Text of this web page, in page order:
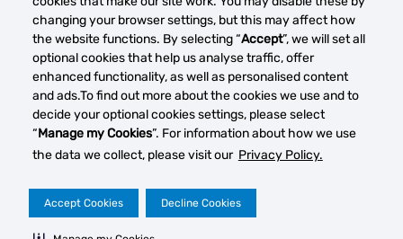
changing your browser settings, but this may affect how
the website functions. By selecting “Accept”, we will set all
optional cookies that help us analyse traffic, offer
enhanced functionality, as well as personalised content
and ads.To find out more about the cookies we use and to
decide your optional cookies settings, please select
“Manage my Cookies”. For information about how we use
the data we collect, please visit our Privacy Policy.
Accept Cookies Decline Cookies
Renault Grand Scenic Location
Renault Clio Location
Autres marchés de location de voitures
2026 © DTG Operations, Inc. All rights reserved
Politique de Confidentialité Conditions d'utilisation du site